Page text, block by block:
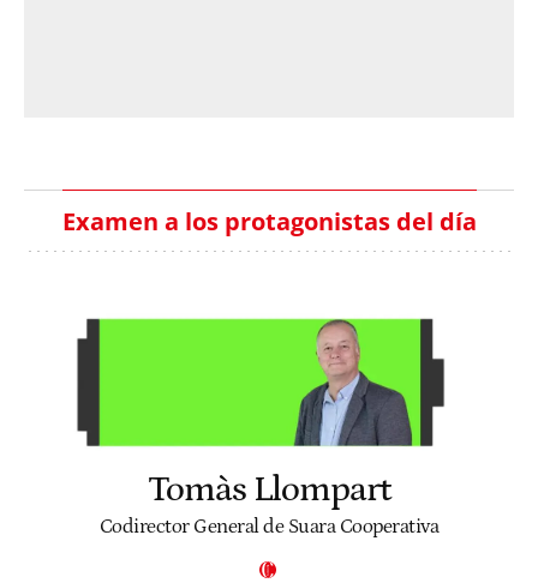
Examen a los protagonistas del día
Tomàs Llompart
Codirector General de Suara Cooperativa